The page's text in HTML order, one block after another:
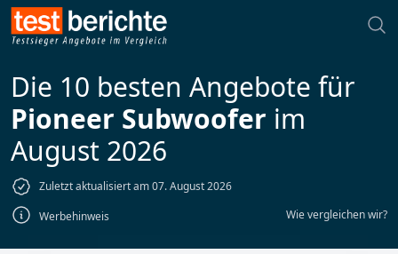
Die 10 besten Angebote für
Pioneer Subwoofer im
August 2026
Zuletzt aktualisiert am 07. August 2026
Werbehinweis
Wie vergleichen wir?